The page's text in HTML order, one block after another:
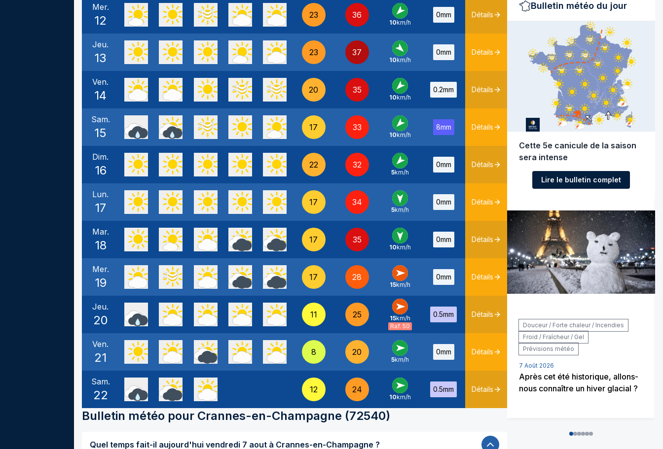
Mer.
12 23 36
NE -
10km/h
0mm Détails
Jeu.
13 23 37
NO -
10km/h
0mm Détails
Ven.
14 20 35
NE -
10km/h
0.2mm Détails
Sam.
15 17 33
NE -
10km/h
8mm Détails
Dim.
16 22 32
NE
5km/h
0mm Détails
Lun.
17 17 34
N -
5km/h
0mm Détails
Mar.
18 17 35
N -
10km/h
0mm Détails
Mer.
19 17 28
O -
15km/h
0mm Détails
Jeu.
20 11 25
O -
15km/h
Raf. 50
0.5mm Détails
Ven.
21 8 20
O -
5km/h
0mm Détails
Sam.
22 12 24
O -
10km/h
0.5mm Détails
Bulletin météo pour Crannes-en-Champagne (72540)
Quel temps fait-il aujourd'hui vendredi 7 aout à Crannes-en-Champagne ?
Bulletin météo du jour
Cette 5e canicule de la saison
sera intense
Lire le bulletin complet
Douceur / Forte chaleur / Incendies
Froid / Fraîcheur / Gel
Prévisions météo
7 Août 2026
Après cet été historique, allons-
nous connaître un hiver glacial ?